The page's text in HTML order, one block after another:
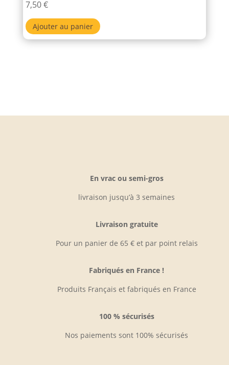
7,50€
Ajouter au panier
En vrac ou semi-gros
livraison jusqu’à 3 semaines
Livraison gratuite
Pour un panier de 65 € et par point relais
Fabriqués en France !
Produits Français et fabriqués en France
100 % sécurisés
Nos paiements sont 100% sécurisés